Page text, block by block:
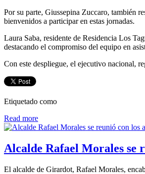
Por su parte, Giussepina Zuccaro, también
bienvenidos a participar en estas jornadas.
Laura Saba, residente de Residencia Los
destacando el compromiso del equipo en
Con este despliegue, el ejecutivo nacional,
Etiquetado como
Read more
Alcalde Rafael Morales se
El alcalde de Girardot, Rafael Morales,